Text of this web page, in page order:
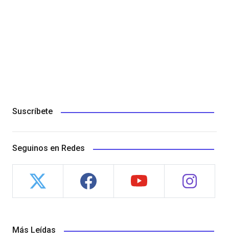
Suscríbete
Seguinos en Redes
Más Leídas